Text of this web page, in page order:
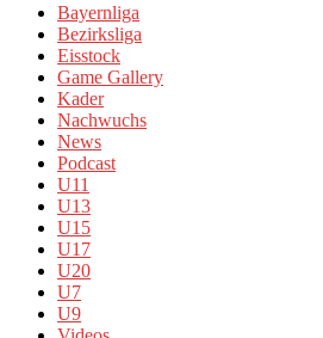
Bayernliga
Bezirksliga
Eisstock
Game Gallery
Kader
Nachwuchs
News
Podcast
U11
U13
U15
U17
U20
U7
U9